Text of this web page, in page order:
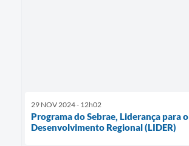
29 NOV 2024 - 12h02
Programa do Sebrae, Liderança para o
Desenvolvimento Regional (LIDER)